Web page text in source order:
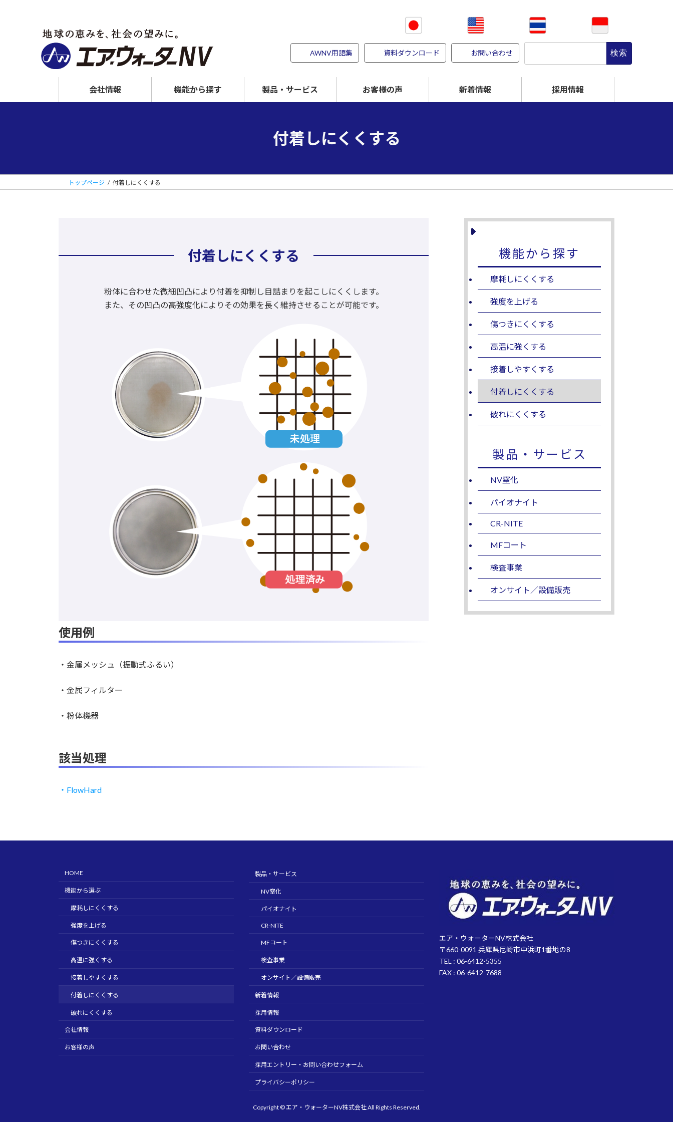
ッ
移
AWNV用語集 資料ダウンロード お問い合わせ
会社情報 機能から探す
傷つきにくくする
接着しやすくする
製品・サービス
パイオナイト
MFコート
お客様の声 新着情報 採用情報
付着しにくくする
トップページ 付着しにくくする
付着しにくくする
粉体に合わせた微細凹凸により付着を抑制し目詰まりを起こしにくくします。
また、その凹凸の高強度化によりその効果を長く維持させることが可能です。
使用例
・金属メッシュ（振動式ふるい）
・金属フィルター
・粉体機器
該当処理
・ FlowHard
機能から探す
摩耗しにくくする
強度を上げる
傷つきにくくする
高温に強くする
接着しやすくする
付着しにくくする
破れにくくする
製品・サービス
NV窒化
パイオナイト
CR-NITE
MFコート
検査事業
オンサイト／設備販売
HOME
機能から選ぶ
摩耗しにくくする
強度を上げる
傷つきにくくする
高温に強くする
接着しやすくする
付着しにくくする
破れにくくする
会社情報
お客様の声
製品・サービス
NV窒化
パイオナイト
CR-NITE
MFコート
検査事業
オンサイト／設備販売
新着情報
採用情報
資料ダウンロード
お問い合わせ
採用エントリー・お問い合わせフォーム
プライバシーポリシー
エア・ウォーターNV株式会社
〒660-0091 兵庫県尼崎市中浜町1番地の8
TEL : 06-6412-5355
FAX : 06-6412-7688
Copyright © エア・ウォーターNV株式会社 All Rights Reserved.